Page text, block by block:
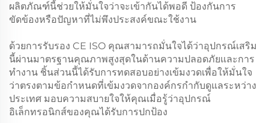
ผลิตภัณฑ์นี้ช่วยให้มั่นใจว่าจะเข้ากันได้พอดี ป้องกันการ
ขัดข้องหรือปัญหาที่ไม่พึงประสงค์ขณะใช้งาน
ด้วยการรับรอง CE ISO คุณสามารถมั่นใจได้ว่าอุปกรณ์เสริม
นี้ผ่านมาตรฐานคุณภาพสูงสุดในด้านความปลอดภัยและการ
ทำงาน ชิ้นส่วนนี้ได้รับการทดสอบอย่างเข้มงวดเพื่อให้มั่นใจ
ว่าตรงตามข้อกำหนดที่เข้มงวดจากองค์กรกำกับดูแลระหว่าง
ประเทศ มอบความสบายใจให้คุณเมื่อรู้ว่าอุปกรณ์
อิเล็กทรอนิกส์ของคุณได้รับการปกป้อง